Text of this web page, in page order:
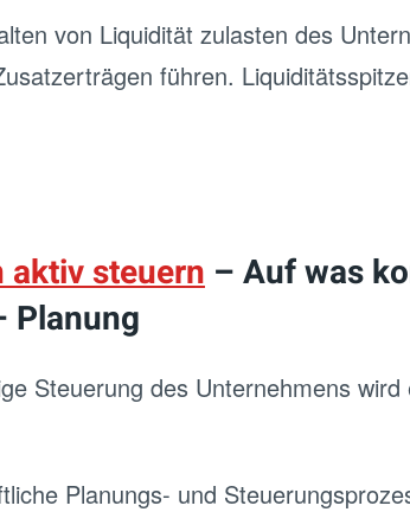
von Liquidität zulasten des
führen.
aktiv steuern – Auf was
Planung
Steuerung des Unternehmens
Planungs- und